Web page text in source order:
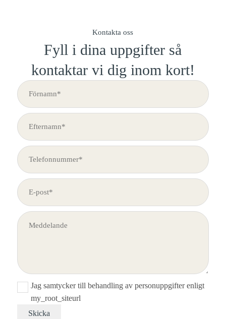
Kontakta oss
Fyll i dina uppgifter så
kontaktar vi dig inom kort!
Jag samtycker till behandling av personuppgifter enligt
my_root_siteurl